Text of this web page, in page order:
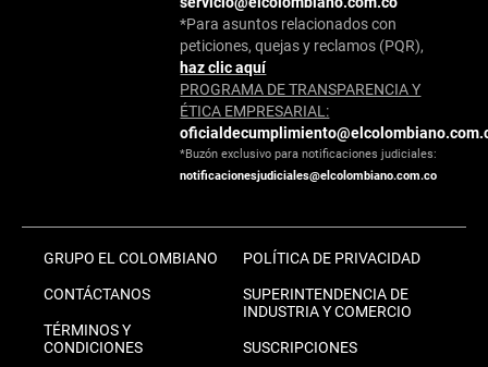
*Para asuntos relacionados con
peticiones, quejas y reclamos (PQR),
haz clic aquí
PROGRAMA DE TRANSPARENCIA Y
ÉTICA EMPRESARIAL:
*Buzón exclusivo para notificaciones judiciales:
notificacionesjudiciales@elcolombiano.com.co
GRUPO EL COLOMBIANO
CONTÁCTANOS
TÉRMINOS Y
CONDICIONES
POLÍTICA DE PRIVACIDAD
SUPERINTENDENCIA DE
INDUSTRIA Y COMERCIO
SUSCRIPCIONES